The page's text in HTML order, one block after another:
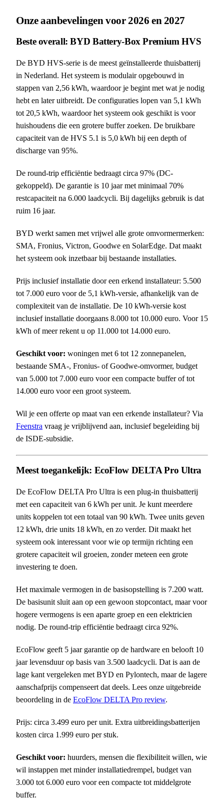
Onze aanbevelingen voor 2026 en 2027
Beste overall: BYD Battery-Box Premium HVS
De BYD HVS-serie is de meest geïnstalleerde thuisbatterij
in Nederland. Het systeem is modulair opgebouwd in
stappen van 2,56 kWh, waardoor je begint met wat je nodig
hebt en later uitbreidt. De configuraties lopen van 5,1 kWh
tot 20,5 kWh, waardoor het systeem ook geschikt is voor
huishoudens die een grotere buffer zoeken. De bruikbare
capaciteit van de HVS 5.1 is 5,0 kWh bij een depth of
discharge van 95%.
De round-trip efficiëntie bedraagt circa 97% (DC-
gekoppeld). De garantie is 10 jaar met minimaal 70%
restcapaciteit na 6.000 laadcycli. Bij dagelijks gebruik is dat
ruim 16 jaar.
BYD werkt samen met vrijwel alle grote omvormermerken:
SMA, Fronius, Victron, Goodwe en SolarEdge. Dat maakt
het systeem ook inzetbaar bij bestaande installaties.
Prijs inclusief installatie door een erkend installateur: 5.500
tot 7.000 euro voor de 5,1 kWh-versie, afhankelijk van de
complexiteit van de installatie. De 10 kWh-versie kost
inclusief installatie doorgaans 8.000 tot 10.000 euro. Voor 15
kWh of meer rekent u op 11.000 tot 14.000 euro.
Geschikt voor: woningen met 6 tot 12 zonnepanelen,
bestaande SMA-, Fronius- of Goodwe-omvormer, budget
van 5.000 tot 7.000 euro voor een compacte buffer of tot
14.000 euro voor een groot systeem.
Wil je een offerte op maat van een erkende installateur? Via
Feenstra vraag je vrijblijvend aan, inclusief begeleiding bij
de ISDE-subsidie.
Meest toegankelijk: EcoFlow DELTA Pro Ultra
De EcoFlow DELTA Pro Ultra is een plug-in thuisbatterij
met een capaciteit van 6 kWh per unit. Je kunt meerdere
units koppelen tot een totaal van 90 kWh. Twee units geven
12 kWh, drie units 18 kWh, en zo verder. Dit maakt het
systeem ook interessant voor wie op termijn richting een
grotere capaciteit wil groeien, zonder meteen een grote
investering te doen.
Het maximale vermogen in de basisopstelling is 7.200 watt.
De basisunit sluit aan op een gewoon stopcontact, maar voor
hogere vermogens is een aparte groep en een elektricien
nodig. De round-trip efficiëntie bedraagt circa 92%.
EcoFlow geeft 5 jaar garantie op de hardware en belooft 10
jaar levensduur op basis van 3.500 laadcycli. Dat is aan de
lage kant vergeleken met BYD en Pylontech, maar de lagere
aanschafprijs compenseert dat deels. Lees onze uitgebreide
beoordeling in de EcoFlow DELTA Pro review.
Prijs: circa 3.499 euro per unit. Extra uitbreidingsbatterijen
kosten circa 1.999 euro per stuk.
Geschikt voor: huurders, mensen die flexibiliteit willen, wie
wil instappen met minder installatiedrempel, budget van
3.000 tot 6.000 euro voor een compacte tot middelgrote
buffer.